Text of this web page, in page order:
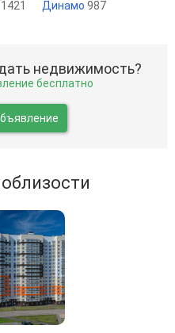
1421 Динамо 987
недвижимость?
бесплатно